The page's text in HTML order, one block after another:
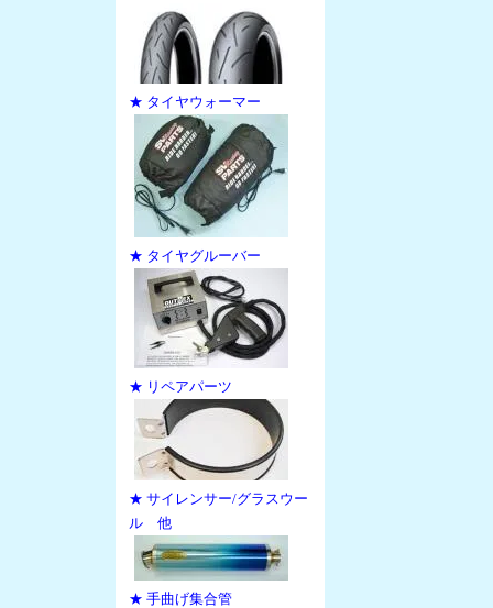
★ タイヤウォーマー
★ タイヤグルーバー
★ リペアパーツ
★ サイレンサー/グラスウー
ル 他
★ 手曲げ集合管